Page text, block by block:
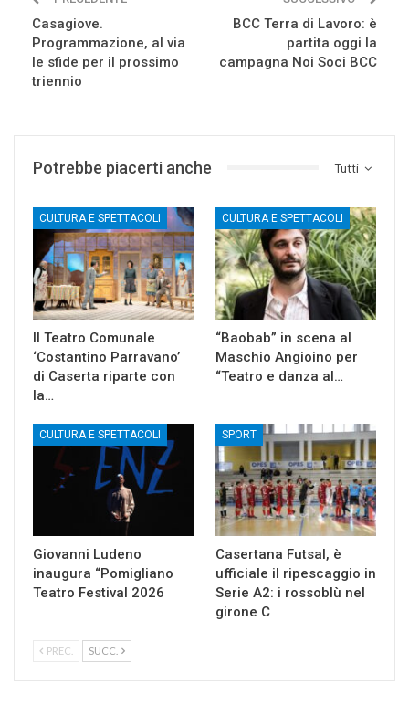
Casagiove.
Programmazione, al via
le sfide per il prossimo
triennio
BCC Terra di Lavoro: è
partita oggi la
campagna Noi Soci BCC
Tutti
Potrebbe piacerti anche
CULTURA E SPETTACOLI
Il Teatro Comunale
‘Costantino Parravano’
di Caserta riparte con
la…
CULTURA E SPETTACOLI
“Baobab” in scena al
Maschio Angioino per
“Teatro e danza al…
CULTURA E SPETTACOLI
Giovanni Ludeno
inaugura “Pomigliano
Teatro Festival 2026
SPORT
Casertana Futsal, è
ufficiale il ripescaggio in
Serie A2: i rossoblù nel
girone C
PREC. SUCC.